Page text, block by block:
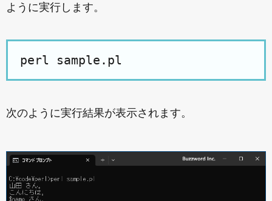
ように実行します。
次のように実行結果が表示されます。